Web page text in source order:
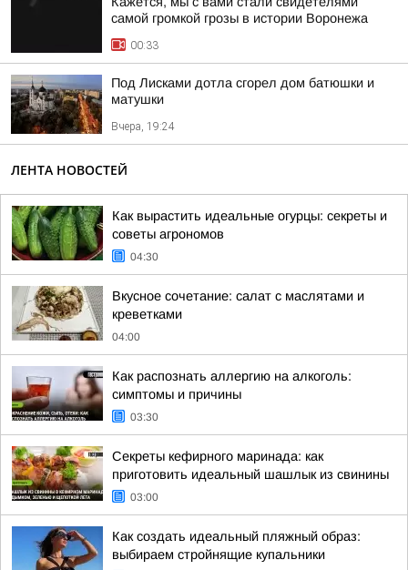
самой громкой грозы в истории Воронежа
00:33
Под Лисками дотла сгорел дом батюшки и
матушки
Вчера, 19:24
ЛЕНТА НОВОСТЕЙ
Как вырастить идеальные огурцы: секреты и
советы агрономов
04:30
Вкусное сочетание: салат с маслятами и
креветками
04:00
Как распознать аллергию на алкоголь:
симптомы и причины
03:30
Секреты кефирного маринада: как
приготовить идеальный шашлык из свинины
03:00
Как создать идеальный пляжный образ:
выбираем стройнящие купальники